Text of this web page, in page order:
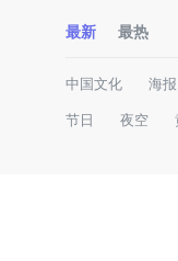
最新 最热
中国文化 海报
节日 夜空